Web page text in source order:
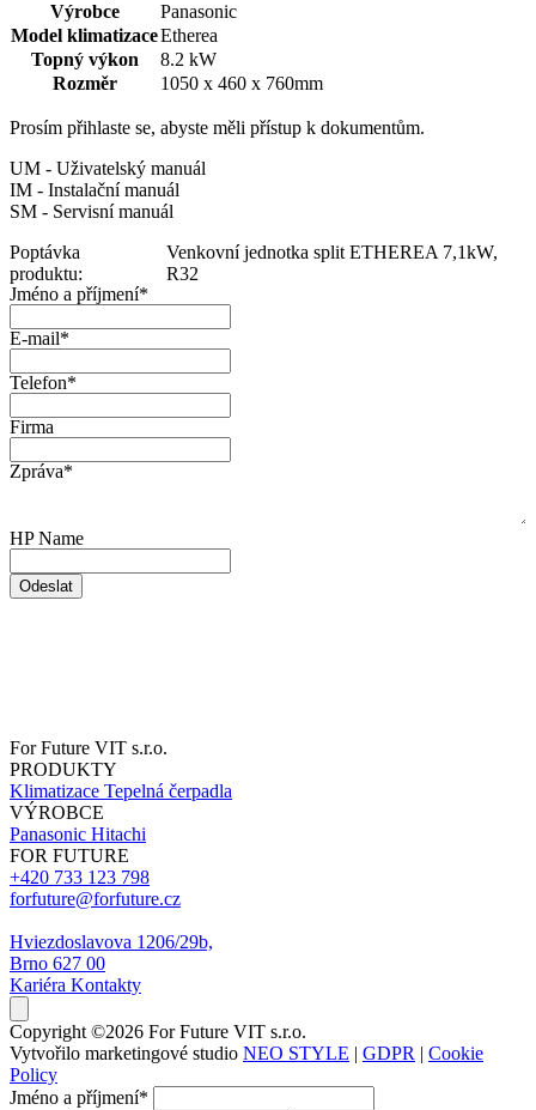
Výrobce
Panasonic
Model klimatizaceEtherea
Topný výkon
8.2 kW
Rozměr
1050 x 460 x 760mm
Prosím přihlaste se, abyste měli přístup k dokumentům.
UM - Uživatelský manuál
IM - Instalační manuál
SM - Servisní manuál
Poptávka
produktu:
Venkovní jednotka split ETHEREA 7,1kW,
R32
Jméno a příjmení*
E-mail*
Telefon*
Firma
Zpráva*
HP Name
Odeslat
For Future VIT s.r.o.
PRODUKTY
Klimatizace Tepelná čerpadla
VÝROBCE
Panasonic Hitachi
FOR FUTURE
+420 733 123 798
forfuture@forfuture.cz
Hviezdoslavova 1206/29b,
Brno 627 00
Kariéra Kontakty
Copyright ©2026 For Future VIT s.r.o.
Vytvořilo marketingové studio NEO STYLE | GDPR | Cookie
Policy
Jméno a příjmení*